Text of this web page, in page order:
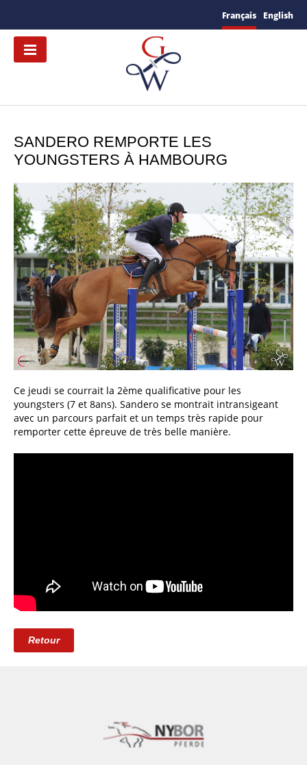
Français English
SANDERO REMPORTE LES
YOUNGSTERS À HAMBOURG
Ce jeudi se courrait la 2ème qualificative pour les
youngsters (7 et 8ans). Sandero se montrait intransigeant
avec un parcours parfait et un temps très rapide pour
remporter cette épreuve de très belle manière.
Retour